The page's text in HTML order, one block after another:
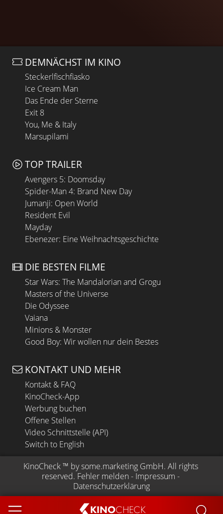
KINOCHECK
DEMNÄCHST IM KINO
Steckerlfischfiasko
Ice Cream Man
Das Ende der Sterne
Exit 8
You, Me & Italy
Marsupilami
TOP TRAILER
Avengers 5: Doomsday
Spider-Man 4: Brand New Day
Jumanji: Open World
Resident Evil
Mayday
Ebenezer: Eine Weihnachtsgeschichte
DIE BESTEN FILME
Star Wars: The Mandalorian and Grogu
Masters of the Universe
Die Odyssee
Vaiana
Minions & Monster
Good Boy: Wir wollen nur dein Bestes
KONTAKT UND MEHR
Kontakt & FAQ
KinoCheck-App
Werbung buchen
Offene Stellen
Video Schnittstelle (API)
Switch to English
KinoCheck ™ by some.marketing GmbH. All rights
reserved. Fehler melden - Impressum -
Datenschutzerklärung